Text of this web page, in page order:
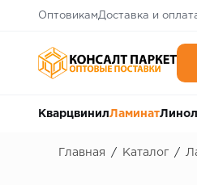
ОптовикамДоставка и
КварцвинилЛаминат
Главная / Каталог /